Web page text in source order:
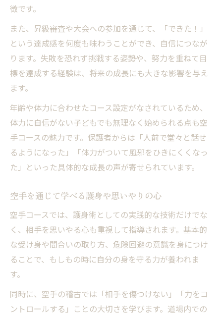
徴です。
また、昇級審査や大会への参加を通じて、「できた！」
という達成感を何度も味わうことができ、自信につなが
ります。失敗を恐れず挑戦する姿勢や、努力を重ねて目
標を達成する経験は、将来の成長にも大きな影響を与え
ます。
年齢や体力に合わせたコース設定がなされているため、
体力に自信がない子どもでも無理なく始められる点も空
手コースの魅力です。保護者からは「人前で堂々と話せ
るようになった」「体力がついて風邪をひきにくくなっ
た」といった具体的な成長の声が寄せられています。
空手を通じて学べる護身や思いやりの心
空手コースでは、護身術としての実践的な技術だけでな
く、相手を思いやる心も重視して指導されます。基本的
な受け身や間合いの取り方、危険回避の意識を身につけ
ることで、もしもの時に自分の身を守る力が養われま
す。
同時に、空手の稽古では「相手を傷つけない」「力をコ
ントロールする」ことの大切さを学びます。道場内での